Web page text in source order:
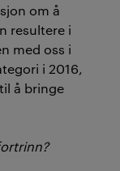
om å
resultere i
med oss i
i 2016,
å bringe